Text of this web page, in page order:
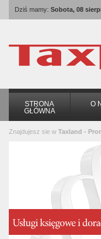
Dziś mamy: Sobota, 08
STRONA
GŁÓWNA
O
Znajdujesz sie w Taxland -